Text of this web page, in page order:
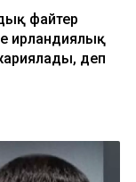
файтер
ирландиялық
деп